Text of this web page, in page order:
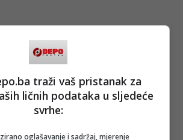
traži vaš pristanak za
ličnih podataka u sljedeće
svrhe:
oglašavanje i sadržaj, mjerenje